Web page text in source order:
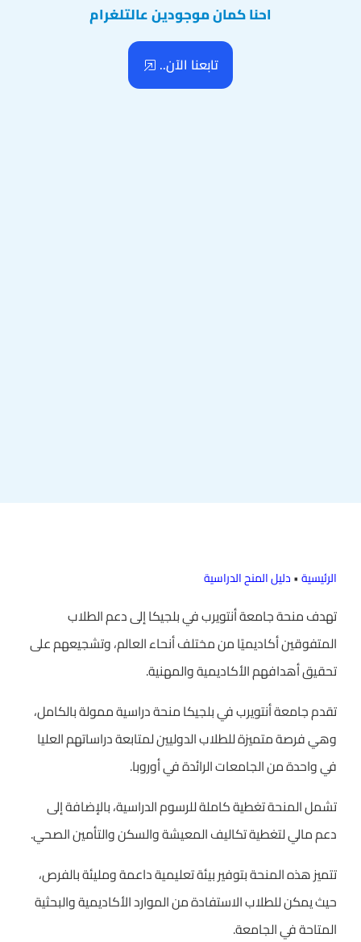
احنا كمان موجودين عالتلغرام
تابعنا الآن..
الرئيسية•دليل المنح الدراسية
تهدف منحة جامعة أنتويرب في بلجيكا إلى دعم الطلاب
المتفوقين أكاديميًا من مختلف أنحاء العالم، وتشجيعهم على
تحقيق أهدافهم الأكاديمية والمهنية.
تقدم جامعة أنتويرب في بلجيكا منحة دراسية ممولة بالكامل،
وهي فرصة متميزة للطلاب الدوليين لمتابعة دراساتهم العليا
في واحدة من الجامعات الرائدة في أوروبا.
تشمل المنحة تغطية كاملة للرسوم الدراسية، بالإضافة إلى
دعم مالي لتغطية تكاليف المعيشة والسكن والتأمين الصحي.
تتميز هذه المنحة بتوفير بيئة تعليمية داعمة ومليئة بالفرص،
حيث يمكن للطلاب الاستفادة من الموارد الأكاديمية والبحثية
المتاحة في الجامعة.